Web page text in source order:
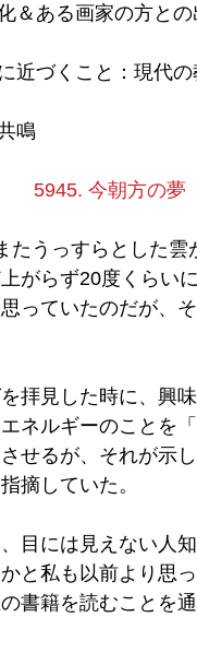
＆ある画家の方と
近づくこと：現代
鳴
5945. 今朝方の夢
たうっすらとした
がらず20度くらい
っていたのだが、
拝見した時に、興
ネルギーのことを
せるが、それが示
摘していた。
目には見えない人
と私も以前より思
書籍を読むことを